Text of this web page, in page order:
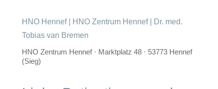
HNO Hennef | HNO Zentrum Hennef | Dr. med.
Tobias van Bremen
HNO Zentrum Hennef · Marktplatz 48 · 53773 Hennef
(Sieg)